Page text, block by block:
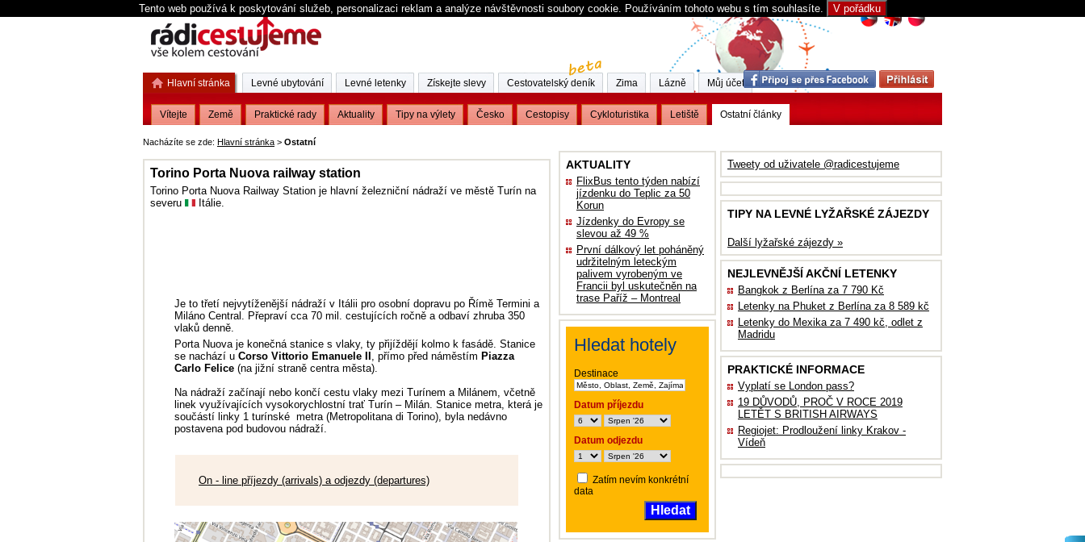
Tento web používá k poskytování služeb, personalizaci reklam a analýze návštěvnosti soubory cookie. Používáním tohoto webu s tím souhlasíte. V pořádku
Nacházíte se zde: Hlavní stránka > Ostatní
Torino Porta Nuova railway station
Torino Porta Nuova Railway Station je hlavní železniční nádraží ve městě Turín na
severu
Itálie.
Je to třetí nejvytíženější nádraží v Itálii pro osobní dopravu po Římě Termini a
Miláno Central. Přepraví cca 70 mil. cestujících ročně a odbaví zhruba 350
vlaků denně.
Porta Nuova je konečná stanice s vlaky, ty přijíždějí kolmo k fasádě. Stanice
se nachází u Corso Vittorio Emanuele II , přímo před náměstím Piazza
Carlo Felice (na jižní straně centra města).
Na nádraží začínají nebo končí cestu vlaky mezi Turínem a Milánem, včetně
linek využívajících vysokorychlostní trať Turín – Milán. Stanice metra, která je
součástí linky 1 turínské metra (Metropolitana di Torino), byla nedávno
postavena pod budovou nádraží.
On - line příjezdy (arrivals) a odjezdy (departures)
Tweety od uživatele @radicestujeme
TIPY NA LEVNÉ LYŽAŘSKÉ ZÁJEZDY
Další lyžařské zájezdy »
NEJLEVNĚJŠÍ AKČNÍ LETENKY
Bangkok z Berlína za 7 790 Kč
Letenky na Phuket z Berlína za 8 589 kč
Letenky do Mexika za 7 490 kč, odlet z
Madridu
PRAKTICKÉ INFORMACE
Vyplatí se London pass?
19 DŮVODŮ, PROČ V ROCE 2019
LETĚT S BRITISH AIRWAYS
Regiojet: Prodloužení linky Krakov -
Vídeň
AKTUALITY
FlixBus tento týden nabízí
jízdenku do Teplic za 50
Korun
Jízdenky do Evropy se
slevou až 49 %
První dálkový let poháněný
udržitelným leteckým
palivem vyrobeným ve
Francii byl uskutečněn na
trase Paříž – Montreal
Hledat hotely
Destinace
Datum příjezdu
Datum odjezdu
Zatím nevím konkrétní
data
Hledat
Hlavní stránka
Vítejte Země Praktické rady Aktuality Tipy na výlety Česko Cestopisy Cykloturistika Letiště Ostatní články
Levné ubytování Levné letenky Získejte slevy Cestovatelský deník Zima Lázně Můj účet